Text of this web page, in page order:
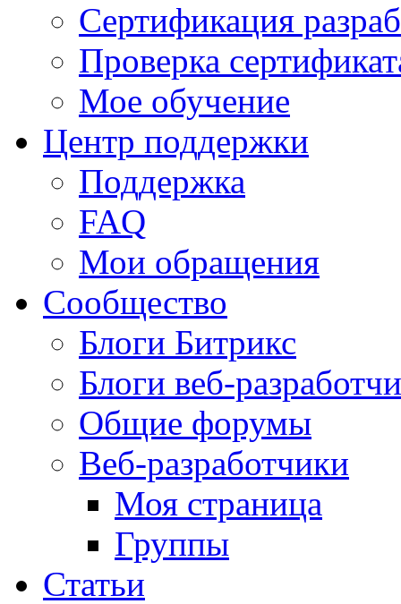
Сертификация
Проверка
Мое обучение
Центр поддержки
Поддержка
FAQ
Мои обращения
Сообщество
Блоги Битрикс
Блоги веб-
Общие форумы
Веб-разработчики
Моя страница
Группы
Статьи